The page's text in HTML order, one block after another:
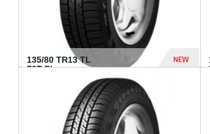
135/80 TR13 TL
70T FI...
NEW